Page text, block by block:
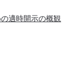
適時開示の概観